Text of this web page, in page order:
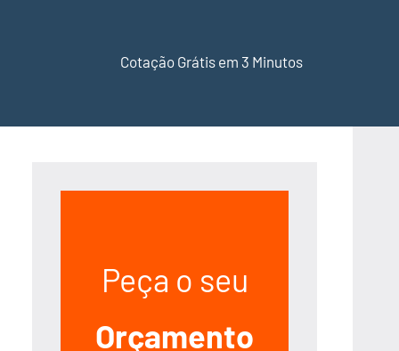
Cotação Grátis em 3 Minutos
Peça o seu
Orçamento